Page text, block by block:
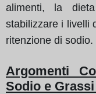
alimenti, la
stabilizzare i livelli
ritenzione di sodio.
Argomenti
Sodio e